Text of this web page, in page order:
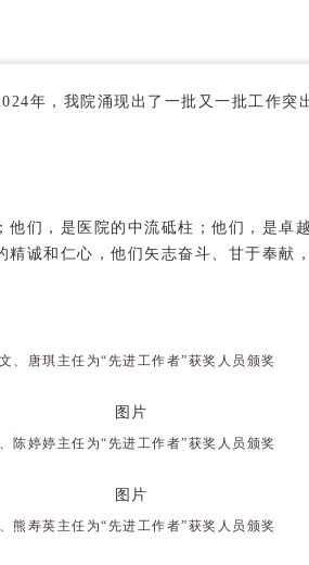
年，我院涌现出了一批又一批工作突
他们，是医院的中流砥柱；他们，是卓
精诚和仁心，他们矢志奋斗、甘于奉献
、唐琪主任为“先进工作者”获奖人员颁奖
陈婷婷主任为“先进工作者”获奖人员颁奖
熊寿英主任为“先进工作者”获奖人员颁奖